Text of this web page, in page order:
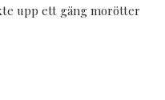
upp ett gäng morötter